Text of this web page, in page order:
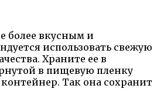
более вкусным и
использовать свежую
Храните ее в
в пищевую пленку
Так она сохранит